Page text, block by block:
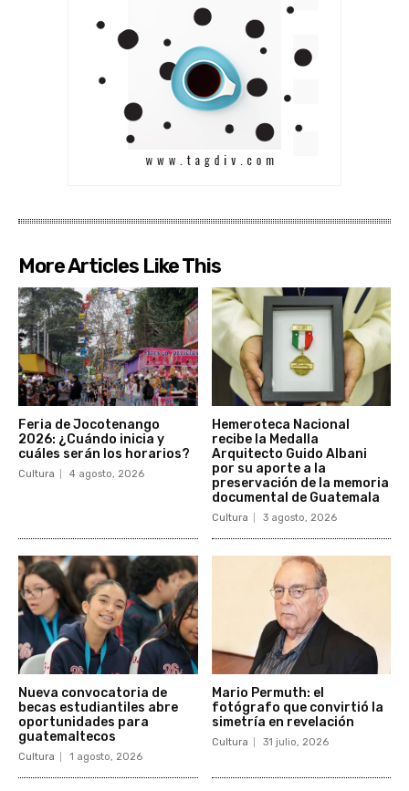
More Articles Like This
Feria de Jocotenango
2026: ¿Cuándo inicia y
cuáles serán los horarios?
Cultura 4 agosto, 2026
Hemeroteca Nacional
recibe la Medalla
Arquitecto Guido Albani
por su aporte a la
preservación de la memoria
documental de Guatemala
Cultura 3 agosto, 2026
Nueva convocatoria de
becas estudiantiles abre
oportunidades para
guatemaltecos
Cultura 1 agosto, 2026
Mario Permuth: el
fotógrafo que convirtió la
simetría en revelación
Cultura 31 julio, 2026